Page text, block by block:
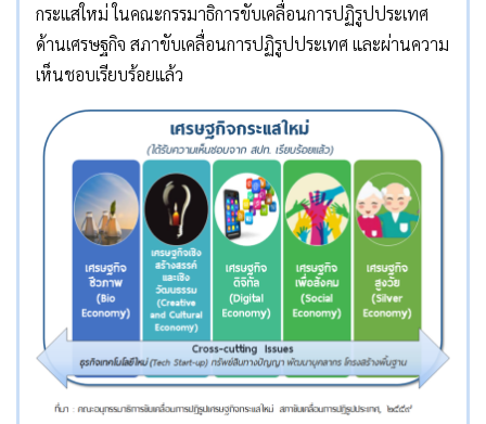
กระแสใหม่ ในคณะกรรมาธิการขับเคลื่อนการปฏิรูปประเทศ
ด้านเศรษฐกิจ สภาขับเคลื่อนการปฏิรูปประเทศ และผ่านความ
เห็นชอบเรียบร้อยแล้ว